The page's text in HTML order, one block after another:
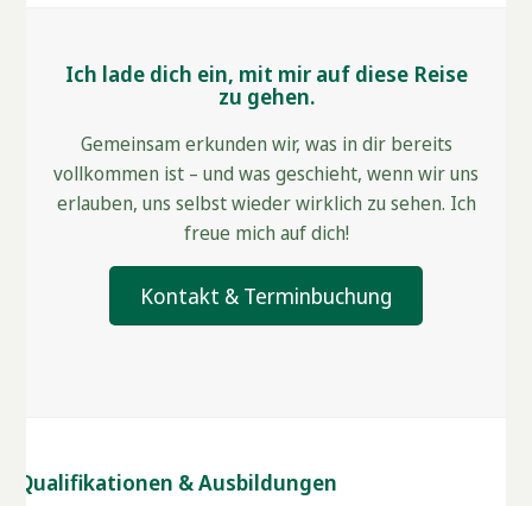
Ich lade dich ein, mit mir auf diese Reise
zu gehen.
Gemeinsam erkunden wir, was in dir bereits
vollkommen ist – und was geschieht, wenn wir uns
erlauben, uns selbst wieder wirklich zu sehen. Ich
freue mich auf dich!
Kontakt & Terminbuchung
Qualifikationen & Ausbildungen